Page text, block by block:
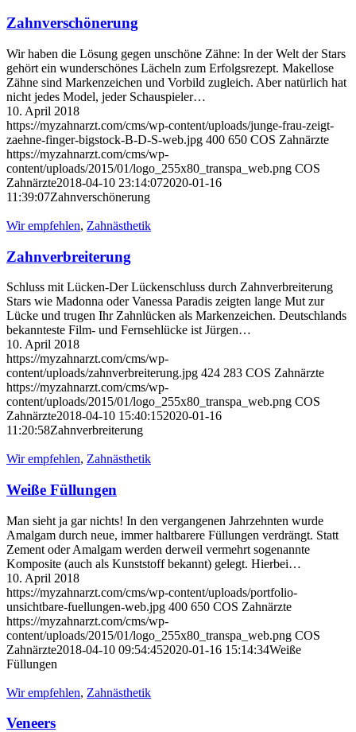
Zahnverschönerung
Wir haben die Lösung gegen unschöne Zähne: In der Welt der Stars
gehört ein wunderschönes Lächeln zum Erfolgsrezept. Makellose
Zähne sind Markenzeichen und Vorbild zugleich. Aber natürlich hat
nicht jedes Model, jeder Schauspieler…
10. April 2018
https://myzahnarzt.com/cms/wp-content/uploads/junge-frau-zeigt-
zaehne-finger-bigstock-B-D-S-web.jpg 400 650 COS Zahnärzte
https://myzahnarzt.com/cms/wp-
content/uploads/2015/01/logo_255x80_transpa_web.png COS
Zahnärzte2018-04-10 23:14:072020-01-16
11:39:07Zahnverschönerung
Wir empfehlen, Zahnästhetik
Zahnverbreiterung
Schluss mit Lücken-Der Lückenschluss durch Zahnverbreiterung
Stars wie Madonna oder Vanessa Paradis zeigten lange Mut zur
Lücke und trugen Ihr Zahnlücken als Markenzeichen. Deutschlands
bekannteste Film- und Fernsehlücke ist Jürgen…
10. April 2018
https://myzahnarzt.com/cms/wp-
content/uploads/zahnverbreiterung.jpg 424 283 COS Zahnärzte
https://myzahnarzt.com/cms/wp-
content/uploads/2015/01/logo_255x80_transpa_web.png COS
Zahnärzte2018-04-10 15:40:152020-01-16
11:20:58Zahnverbreiterung
Wir empfehlen, Zahnästhetik
Weiße Füllungen
Man sieht ja gar nichts! In den vergangenen Jahrzehnten wurde
Amalgam durch neue, immer haltbarere Füllungen verdrängt. Statt
Zement oder Amalgam werden derweil vermehrt sogenannte
Komposite (auch als Kunststoff bekannt) gelegt. Hierbei…
10. April 2018
https://myzahnarzt.com/cms/wp-content/uploads/portfolio-
unsichtbare-fuellungen-web.jpg 400 650 COS Zahnärzte
https://myzahnarzt.com/cms/wp-
content/uploads/2015/01/logo_255x80_transpa_web.png COS
Zahnärzte2018-04-10 09:54:452020-01-16 15:14:34Weiße
Füllungen
Wir empfehlen, Zahnästhetik
Veneers